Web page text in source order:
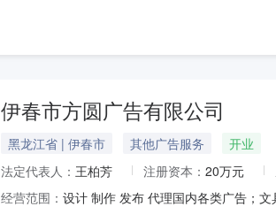
伊春市方圆广告有限公司
黑龙江省 | 伊春市 其他广告服务
开业
法定代表人： 王柏芳 注册资本： 20万元
经营范围： 设计 制作 发布 代理国内各类广告；